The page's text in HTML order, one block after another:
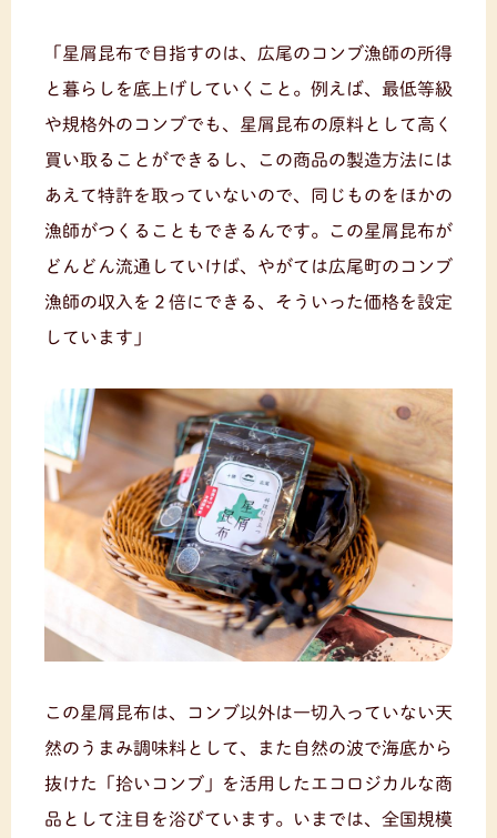
「星屑昆布で目指すのは、広尾のコンブ漁師の所得
と暮らしを底上げしていくこと。例えば、最低等級
や規格外のコンブでも、星屑昆布の原料として高く
買い取ることができるし、この商品の製造方法には
あえて特許を取っていないので、同じものをほかの
漁師がつくることもできるんです。この星屑昆布が
どんどん流通していけば、やがては広尾町のコンブ
漁師の収入を２倍にできる、そういった価格を設定
しています」
この星屑昆布は、コンブ以外は一切入っていない天
然のうまみ調味料として、また自然の波で海底から
抜けた「拾いコンブ」を活用したエコロジカルな商
品として注目を浴びています。いまでは、全国規模